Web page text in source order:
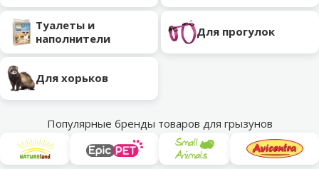
Туалеты и
наполнители
Для прогулок
Для хорьков
Популярные бренды товаров для грызунов